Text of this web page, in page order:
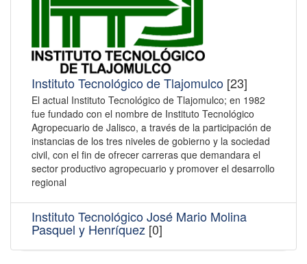
Instituto Tecnológico de Tlajomulco [23]
El actual Instituto Tecnológico de Tlajomulco; en 1982
fue fundado con el nombre de Instituto Tecnológico
Agropecuario de Jalisco, a través de la participación de
instancias de los tres niveles de gobierno y la sociedad
civil, con el fin de ofrecer carreras que demandara el
sector productivo agropecuario y promover el desarrollo
regional
Instituto Tecnológico José Mario Molina
Pasquel y Henríquez [0]